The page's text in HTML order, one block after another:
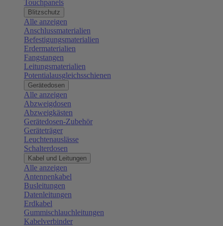
Touchpanels
Blitzschutz
Alle anzeigen
Anschlussmaterialien
Befestigungsmaterialien
Erdermaterialien
Fangstangen
Leitungsmaterialien
Potentialausgleichsschienen
Gerätedosen
Alle anzeigen
Abzweigdosen
Abzweigkästen
Gerätedosen-Zubehör
Geräteträger
Leuchtenauslässe
Schalterdosen
Kabel und Leitungen
Alle anzeigen
Antennenkabel
Busleitungen
Datenleitungen
Erdkabel
Gummischlauchleitungen
Kabelverbinder